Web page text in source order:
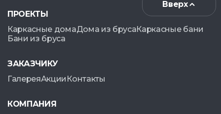
ПРОЕКТЫ
Каркасные домаДома из брусаКаркасные бани
Бани из бруса
ЗАКАЗЧИКУ
ГалереяАкции Контакты
КОМПАНИЯ
Вверх